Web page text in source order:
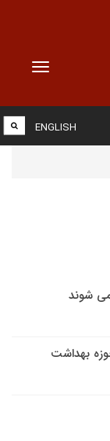
Toggle
ENGLISH
شوند
بهداشت